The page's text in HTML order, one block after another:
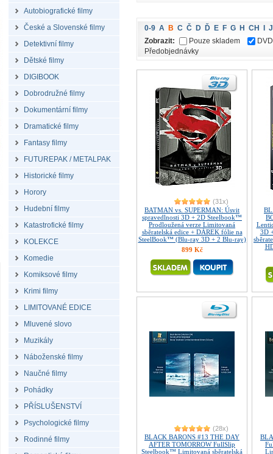
Autobiografické filmy
České a Slovenské filmy
Detektivní filmy
Dětské filmy
DIGIBOOK
Dobrodružné filmy
Dokumentární filmy
Dramatické filmy
Fantasy filmy
FUTUREPAK / METALPAK
Historické filmy
Horory
Hudební filmy
Katastrofické filmy
KOLEKCE
Komedie
Komiksové filmy
Krimi filmy
LIMITOVANÉ EDICE
Mluvené slovo
Muzikály
Náboženské filmy
Naučné filmy
Pohádky
PŘÍSLUŠENSTVÍ
Psychologické filmy
Rodinné filmy
0-9 A B C Č D Ď E F G H CH
J
Zobrazit:
Pouze skladem
DVD
Předobjednávky
(31x)
BATMAN vs. SUPERMAN: Úsvit
spravedlnosti 3D + 2D Steelbook™
Prodloužená verze Limitovaná
sběratelská edice + DÁREK fólie na
SteelBook™ (Blu-ray 3D + 2 Blu-ray)
899 Kč
3D
(28x)
BLACK BARONS #13 THE DAY
AFTER TOMORROW FullSlip
Steelbook™ Limitovaná sběratelská